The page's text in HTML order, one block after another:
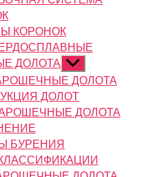
КОРОНОК
ДОЛОТА Показывать
подменю
ДОЛОТА
ДОЛОТ
ДОЛОТА
БУРЕНИЯ